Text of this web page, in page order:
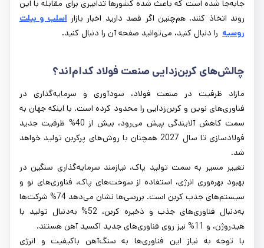
جابه‌جا شده است که باعث شده کشورها تدابیری برای مقابله با این
روند اتخاذ کنند. هم‌چنین اگر قصد دارید اخبار بازاراسلب و بیلت
روسیه را دنبال کنید، می‌توانید صفحه آن را دنبال کنید.
چالش‌های کربن‌زدایی صنعت فولاد کدام‌اند؟
مازاد ظرفیت در صنعت فولاد، سودآوری و سرمایه‌گذاری در
فناوری‌های نوین و کربن‌زدایی را محدود کرده است. با اینکه جهان به
‌سمت کاهش آلایندگی پیش می‌رود، بیش از 40% ظرفیت جدید
فولادسازی تا سال 2027 همچنان با روش‌های پرکربن تولید خواهد
شد.
تغییر مسیر به سمت تولید پاک، نیازمند سرمایه‌گذاری سنگین در
بهبود بهره‌وری انرژی، استفاده از سوخت‌های پاک، فناوری‌های نو و
سیستم‌های جذب کربن است. بررسی‌ها نشان می‌دهد 74% شرکت‌ها
به‌دنبال فناوری‌های جذب و ذخیره کربن، 52% به‌دنبال تولید با
هیدروژن، و 11% نیز روی فناوری‌های جدید اکسید آهن هستند.
با توجه به نیاز این فناوری‌ها به سنگ‌آهن باکیفیت و انرژی